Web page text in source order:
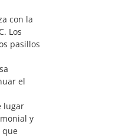
con la
Los
pasillos
el
lugar
y
que